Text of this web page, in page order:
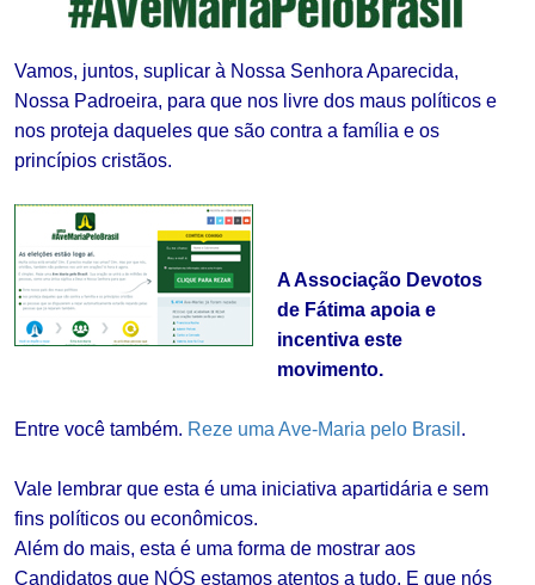
Vamos, juntos, suplicar à Nossa Senhora Aparecida,
Nossa Padroeira, para que nos livre dos maus políticos e
nos proteja daqueles que são contra a família e os
princípios cristãos.
A Associação Devotos
de Fátima apoia e
incentiva este
movimento.
Entre você também. Reze uma Ave-Maria pelo Brasil .
Vale lembrar que esta é uma iniciativa apartidária e sem
fins políticos ou econômicos.
Além do mais, esta é uma forma de mostrar aos
Candidatos que NÓS estamos atentos a tudo. E que nós